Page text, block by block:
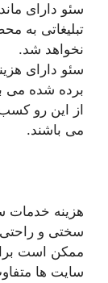
سئو دارای
تبلیغاتی به
نخواهد شد.
سئو دارای
برده شده می
از این رو کسب
می باشند.
هزینه خدمات
سختی و راحتی
ممکن است
سایت ها